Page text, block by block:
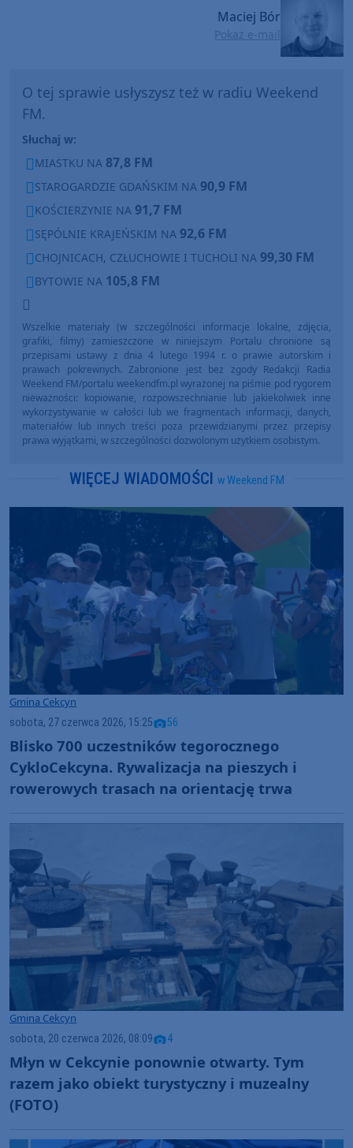
Maciej Bór
Pokaż e-mail
O tej sprawie usłyszysz też w radiu Weekend
FM.
Słuchaj w:
MIASTKU NA 87,8 FM
STAROGARDZIE GDAŃSKIM NA 90,9 FM
KOŚCIERZYNIE NA 91,7 FM
SĘPÓLNIE KRAJEŃSKIM NA 92,6 FM
CHOJNICACH, CZŁUCHOWIE I TUCHOLI NA 99,30 FM
BYTOWIE NA 105,8 FM
Wszelkie materiały (w szczególności informacje lokalne, zdjęcia,
grafiki, filmy) zamieszczone w niniejszym Portalu chronione są
przepisami ustawy z dnia 4 lutego 1994 r. o prawie autorskim i
prawach pokrewnych. Zabronione jest bez zgody Redakcji Radia
Weekend FM/portalu weekendfm.pl wyrażonej na piśmie pod rygorem
nieważności: kopiowanie, rozpowszechnianie lub jakiekolwiek inne
wykorzystywanie w całości lub we fragmentach informacji, danych,
materiałów lub innych treści poza przewidzianymi przez przepisy
prawa wyjątkami, w szczególności dozwolonym użytkiem osobistym.
WIĘCEJ WIADOMOŚCI w Weekend FM
Gmina Cekcyn
sobota, 27 czerwca 2026, 15:25 56
Blisko 700 uczestników tegorocznego
CykloCekcyna. Rywalizacja na pieszych i
rowerowych trasach na orientację trwa
Gmina Cekcyn
sobota, 20 czerwca 2026, 08:09 4
Młyn w Cekcynie ponownie otwarty. Tym
razem jako obiekt turystyczny i muzealny
(FOTO)